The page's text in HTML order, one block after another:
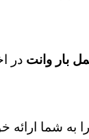
بار وانت در
به شما ارائه